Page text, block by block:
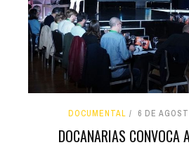
DOCUMENTAL 6 DE
DOCANARIAS CONVOCA